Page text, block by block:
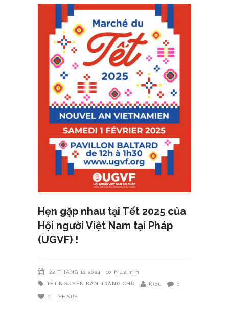
Hẹn gặp nhau tại Tết 2025 của
Hội người Việt Nam tại Pháp
(UGVF) !
22 THÁNG 12 2024 10 h 42 min
TẾT NGUYÊN ĐÁN TRANG CHỦ Kicu 0
0 SHARE